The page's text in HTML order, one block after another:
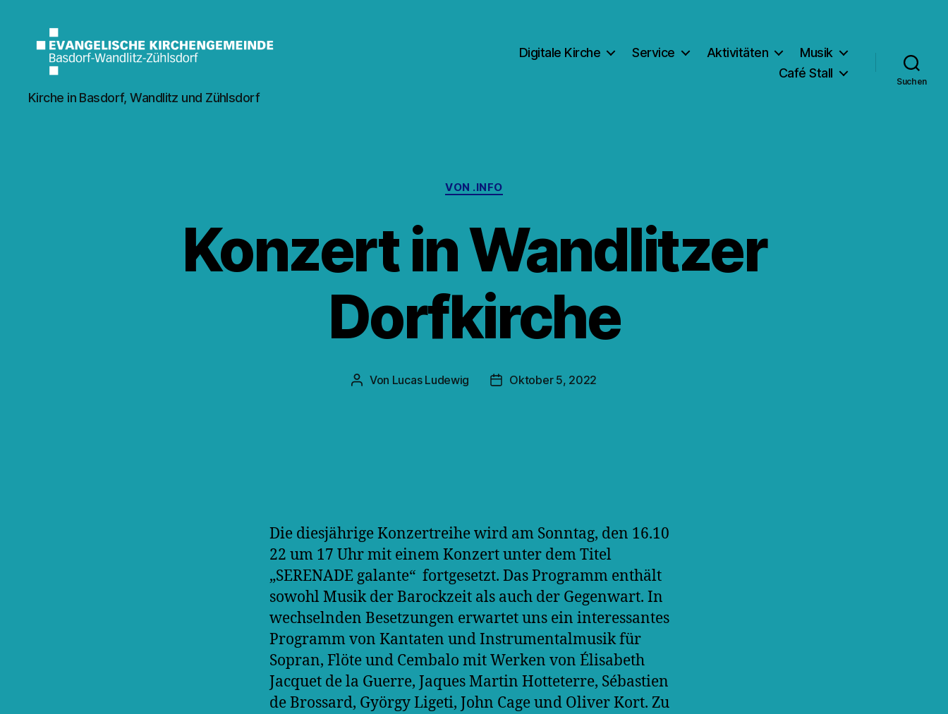
Kirche
Wandlitz
Kirche in Basdorf, Wandlitz und Zühlsdorf
Digitale Kirche Service Aktivitäten
Musik
Café Stall
Suchen
Kategorien
VON .INFO
Konzert in Wandlitzer
Dorfkirche
Beitragsautor
Von Lucas Ludewig Veröffentlichungsdatum
Oktober 5, 2022
Die diesjährige Konzertreihe wird am Sonntag, den 16.10
22 um 17 Uhr mit einem Konzert unter dem Titel
„SERENADE galante“ fortgesetzt. Das Programm enthält
sowohl Musik der Barockzeit als auch der Gegenwart. In
wechselnden Besetzungen erwartet uns ein interessantes
Programm von Kantaten und Instrumentalmusik für
Sopran, Flöte und Cembalo mit Werken von Élisabeth
Jacquet de la Guerre, Jaques Martin Hotteterre, Sébastien
de Brossard, György Ligeti, John Cage und Oliver Kort. Zu